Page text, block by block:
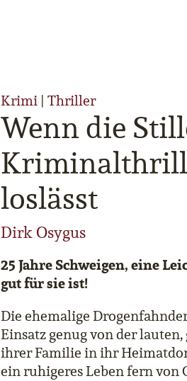
Wenn die
loslässt
Dirk Osygus
Krimi | Thriller
25 Jahre Schweigen, eine
gut für sie ist!
Die ehemalige
Einsatz genug von der
ihrer Familie in ihr
ein ruhigeres Leben fern von